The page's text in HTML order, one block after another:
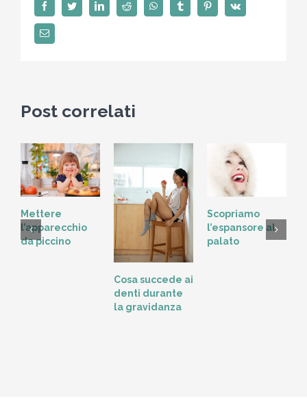
FacebookTwitterLinkedInRedditWhatsAppTumblr PinterestVk
Email
Post correlati
Mettere
l’apparecchio
da piccino
Cosa succede ai
denti durante
la gravidanza
Scopriamo
l’espansore al
palato